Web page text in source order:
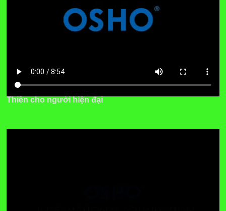
Thiền cho người hiện đại